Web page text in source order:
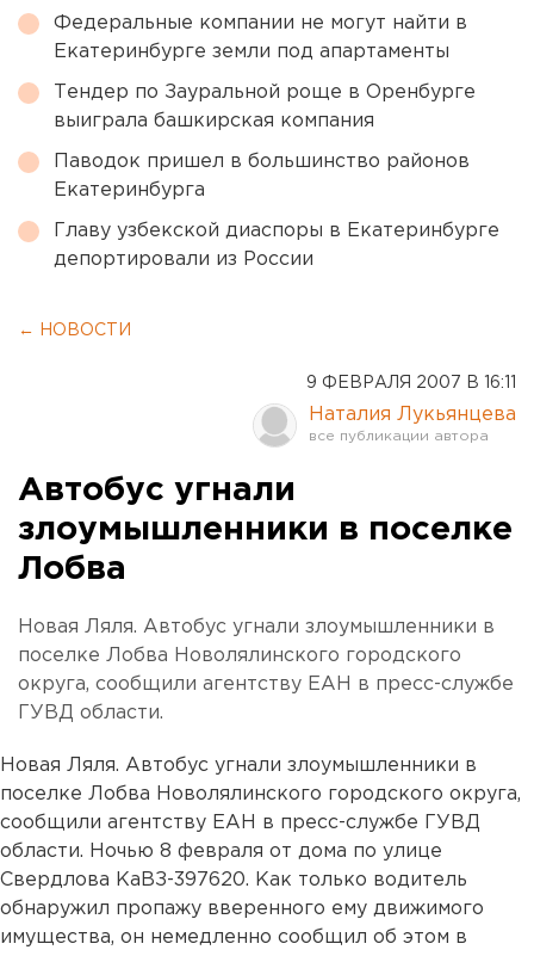
Федеральные компании не могут найти в
Екатеринбурге земли под апартаменты
Тендер по Зауральной роще в Оренбурге
выиграла башкирская компания
Паводок пришел в большинство районов
Екатеринбурга
Главу узбекской диаспоры в Екатеринбурге
депортировали из России
← НОВОСТИ
9 ФЕВРАЛЯ 2007 В 16:11
Наталия Лукьянцева
Автобус угнали
злоумышленники в поселке
Лобва
Новая Ляля. Автобус угнали злоумышленники в
поселке Лобва Новолялинского городского
округа, сообщили агентству ЕАН в пресс-службе
ГУВД области.
Новая Ляля. Автобус угнали злоумышленники в
поселке Лобва Новолялинского городского округа,
сообщили агентству ЕАН в пресс-службе ГУВД
области. Ночью 8 февраля от дома по улице
Свердлова КаВЗ-397620. Как только водитель
обнаружил пропажу вверенного ему движимого
имущества, он немедленно сообщил об этом в